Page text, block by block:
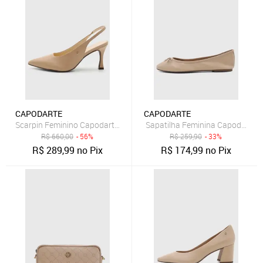
CAPODARTE
Scarpin Feminino Capodarte Slingback Nude
R$660,00 - 56%
R$289,99 no Pix
CAPODARTE
Sapatilha Feminina Capodarte
R$259,90 - 33%
R$ 174,99 no Pix